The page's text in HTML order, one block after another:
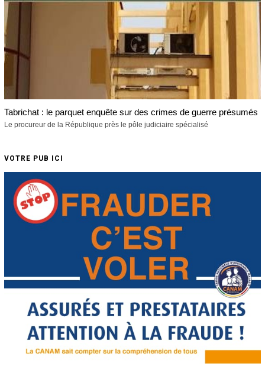
Tabrichat : le parquet enquête sur des crimes de guerre présumés
Le procureur de la République près le pôle judiciaire spécialisé
VOTRE PUB ICI